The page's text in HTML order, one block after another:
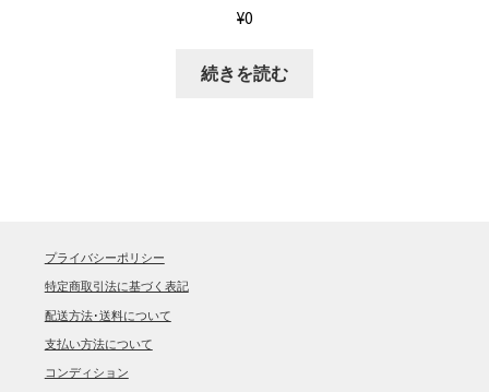
¥0
続きを読む
プライバシーポリシー
特定商取引法に基づく表記
配送方法･送料について
支払い方法について
コンディション